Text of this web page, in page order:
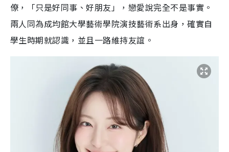
僚，「只是好同事、好朋友」，戀愛說完全不是事實。
兩人同為成均館大學藝術學院演技藝術系出身，確實自
學生時期就認識，並且一路維持友誼。